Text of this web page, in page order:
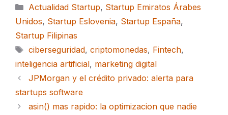
Categorías
Actualidad Startup, Startup Emiratos Árabes
Unidos, Startup Eslovenia, Startup España,
Startup Filipinas
Etiquetas
ciberseguridad, criptomonedas, Fintech,
inteligencia artificial, marketing digital
JPMorgan y el crédito privado: alerta para
startups software
asin() mas rapido: la optimizacion que nadie